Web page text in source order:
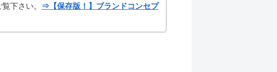
下さい。
⇒【保存版！】ブランドコンセプ